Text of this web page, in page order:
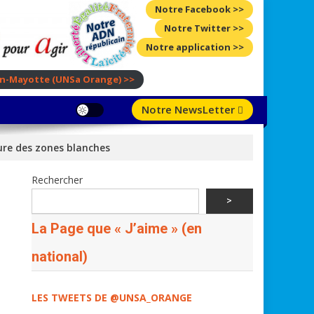
Notre Facebook >>
Notre Twitter >>
Notre application >>
Mayotte (UNSa Orange) >>
Notre NewsLetter
des zones blanches
Rechercher
>
La Page que « J’aime » (en
national)
LES TWEETS DE @UNSA_ORANGE